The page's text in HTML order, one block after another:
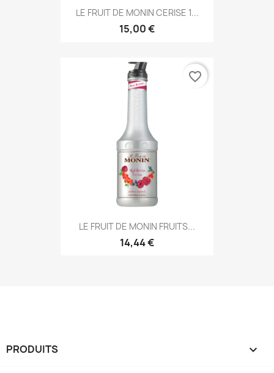
LE FRUIT DE MONIN CERISE 1...
15,00 €
LE FRUIT DE MONIN FRUITS...
14,44 €
favorite_border
PRODUITS 